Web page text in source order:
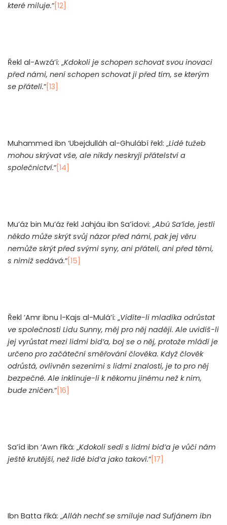
které miluje.“ [12]
Řekl al-Awzá’í: „Kdokoli je schopen schovat svou inovaci
před námi, není schopen schovat ji před tím, se kterým
se přátelí.“ [13]
Muhammed ibn ‘Ubejdulláh al-Ghulábí řekl: „Lidé tužeb
mohou skrývat vše, ale nikdy neskryjí přátelství a
společnictví.“ [14]
Mu’áz bin Mu’áz řekl Jahjáu ibn Sa’ídovi: „Abú Sa’íde, jestli
někdo může skrýt svůj názor před námi, pak jej věru
nemůže skrýt před svými syny, ani přáteli, ani před těmi,
s nimiž sedává.“ [15]
Řekl ‘Amr ibnu l-Kajs al-Mulá’í: „Vidíte-li mladíka odrůstat
ve společnosti Lidu Sunny, měj pro něj naději. Ale uvidíš-li
jej vyrůstat mezi lidmi bid’a, boj se o něj, protože mládí je
určeno pro začáteční směřování člověka. Když člověk
odrůstá, ovlivněn sezeními s lidmi znalosti, je to pro něj
bezpečné. Ale inklinuje-li k někomu jinému než k nim,
bude zničen.“ [16]
Sa’íd ibn ‘Awn říká: „Kdokoli sedí s lidmi bid’a je vůči nám
ještě krutější, než lidé bid’a jako takoví.“ [17]
Ibn Batta říká: „Alláh nechť se smiluje nad Sufjánem ibn